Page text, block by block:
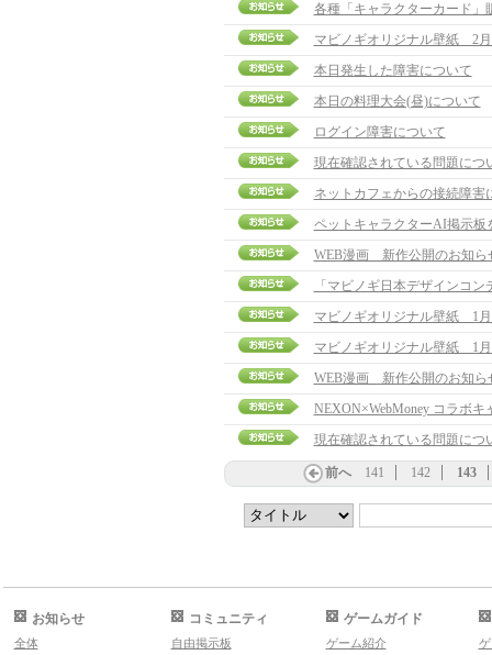
各種「キャラクターカード」
マビノギオリジナル壁紙 2
本日発生した障害について
本日の料理大会(昼)について
ログイン障害について
現在確認されている問題につ
ネットカフェからの接続障害
ペットキャラクターAI掲示板
WEB漫画 新作公開のお知ら
「マビノギ日本デザインコ
マビノギオリジナル壁紙 1
マビノギオリジナル壁紙 1
WEB漫画 新作公開のお知ら
NEXON×WebMoney コラボ
現在確認されている問題につ
前へ 141 142 143
お知らせ
全体
コミュニティ
自由掲示板
ゲームガイド
ゲーム紹介